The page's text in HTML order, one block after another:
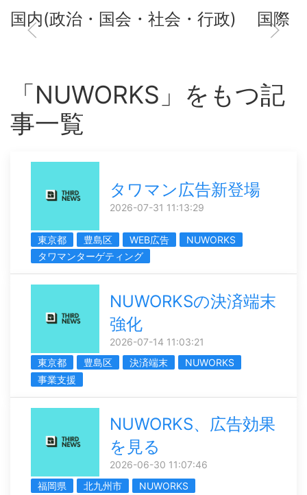
国内(政治・国会・社会・行政) 国際
「NUWORKS」をもつ記
事一覧
タワマン広告新登場
2026-07-31 11:13:29
東京都 豊島区 WEB広告
NUWORKS
タワマンターゲティング
NUWORKSの決済端末
強化
2026-07-14 11:03:21
東京都
豊島区 決済端末
NUWORKS
事業支援
NUWORKS、広告効果
を見る
2026-06-30 11:07:46
福岡県
北九州市
NUWORKS